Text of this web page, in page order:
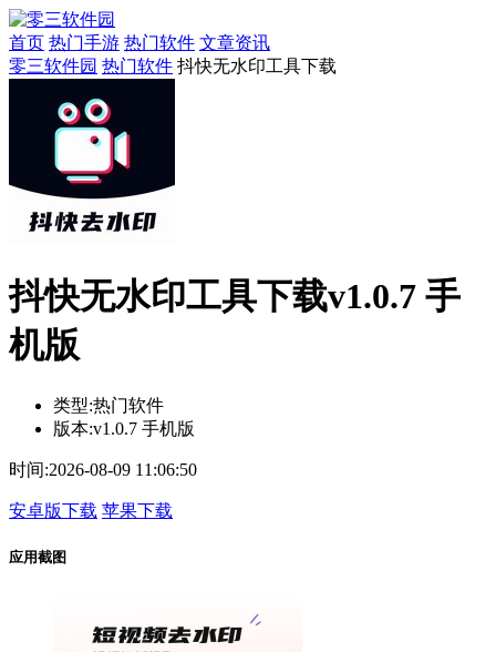
首页 热门手游 热门软件 文章资讯
零三软件园 热门软件 抖快无水印工具下载
抖快无水印工具下载v1.0.7 手
机版
类型:热门软件
版本:v1.0.7 手机版
时间:2026-08-09 11:06:50
安卓版下载 苹果下载
应用截图